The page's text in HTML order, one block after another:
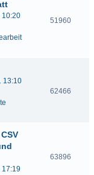
10:20
51960
13:10
62466
63896